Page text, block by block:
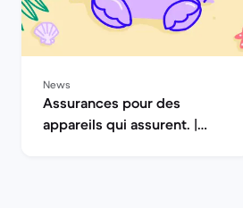
News
Assurances pour des
appareils qui assurent. |